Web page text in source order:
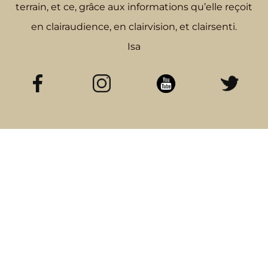
terrain, et ce, grâce aux informations qu’elle reçoit
en clairaudience, en clairvision, et clairsenti.
Isa